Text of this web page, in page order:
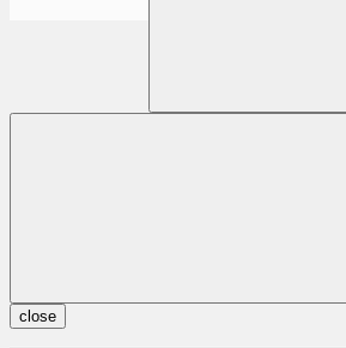
close